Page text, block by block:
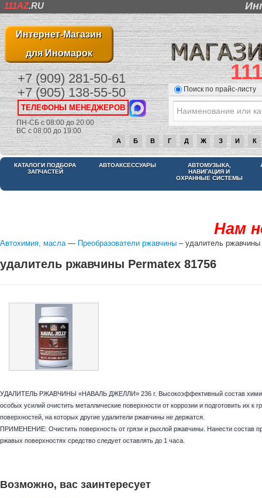
111AZ.RU
Интернет-Магазин
для Иномарок
+7 (909) 281-50-61
+7 (905) 138-55-50
ТЕЛЕФОНЫ МЕНЕДЖЕРОВ
ПН-СБ с 08:00 до 20:00
ВС с 08:00 до 19:00
Поиск по прайс-листу
А Б В Г Д Ж З И К
КАТАЛОГИ ПОДБОРА
ЗАПЧАСТЕЙ
АВТОАКСЕССУАРЫ
АВТОМУЗЫКА,
НАВИГАЦИЯ И
ОХРАННЫЕ СИСТЕМЫ
Нам
Автохимия, масла— Преобразователи ржавчины – удалитель
удалитель ржавчины Permatex 81756
УДАЛИТЕЛЬ РЖАВЧИНЫ «НАВАЛЬ ДЖЕЛЛИ» 236 г. Высокоэффективный состав
особых усилий очистить металлические поверхности от коррозии и подготовить их
поверхностей, на которых другие удалители ржавчины не держатся.
ПРИМЕНЕНИЕ: Очистить поверхность от грязи и рыхлой ржавчины. Нанести состав
ржавых поверхностях средство следует оставлять до 1 часа.
Возможно, вас заинтересует